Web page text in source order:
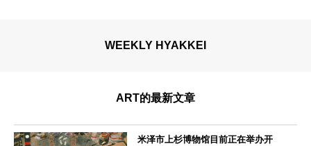
WEEKLY HYAKKEI
ART的最新文章
米泽市上杉博物馆目前正在举办开